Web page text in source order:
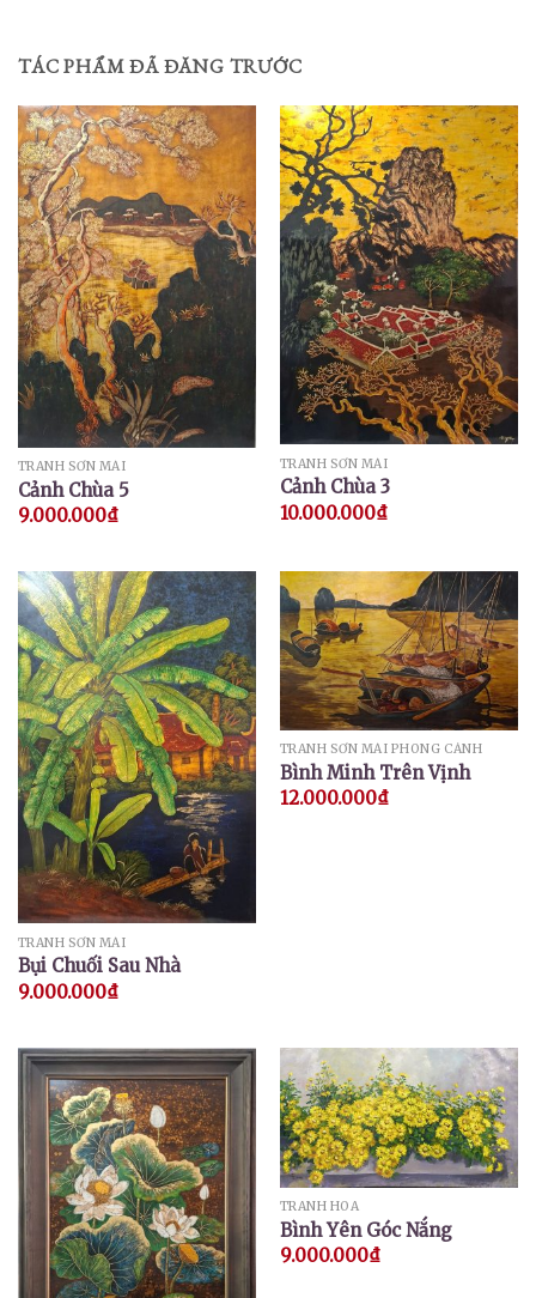
TÁC PHẨM ĐÃ ĐĂNG TRƯỚC
TRANH SƠN MÀI
Cảnh Chùa 5
9.000.000₫
TRANH SƠN MÀI
Cảnh Chùa 3
10.000.000₫
TRANH SƠN MÀI
Bụi Chuối Sau Nhà
9.000.000₫
TRANH SƠN MÀI PHONG CẢNH
Bình Minh Trên Vịnh
12.000.000₫
TRANH HOA
Bình Yên Góc Nắng
9.000.000₫